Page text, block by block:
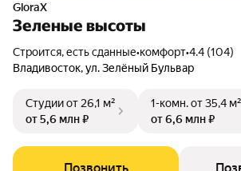
GloraX
Зеленые высоты
Строится, есть сданные•комфорт•4.4 (104)
Владивосток, ул. Зелёный Бульвар
Студииот 26,1 м²
от 5,6 млн ₽
1-комн.от 35,4 м²
от 6,6 млн ₽